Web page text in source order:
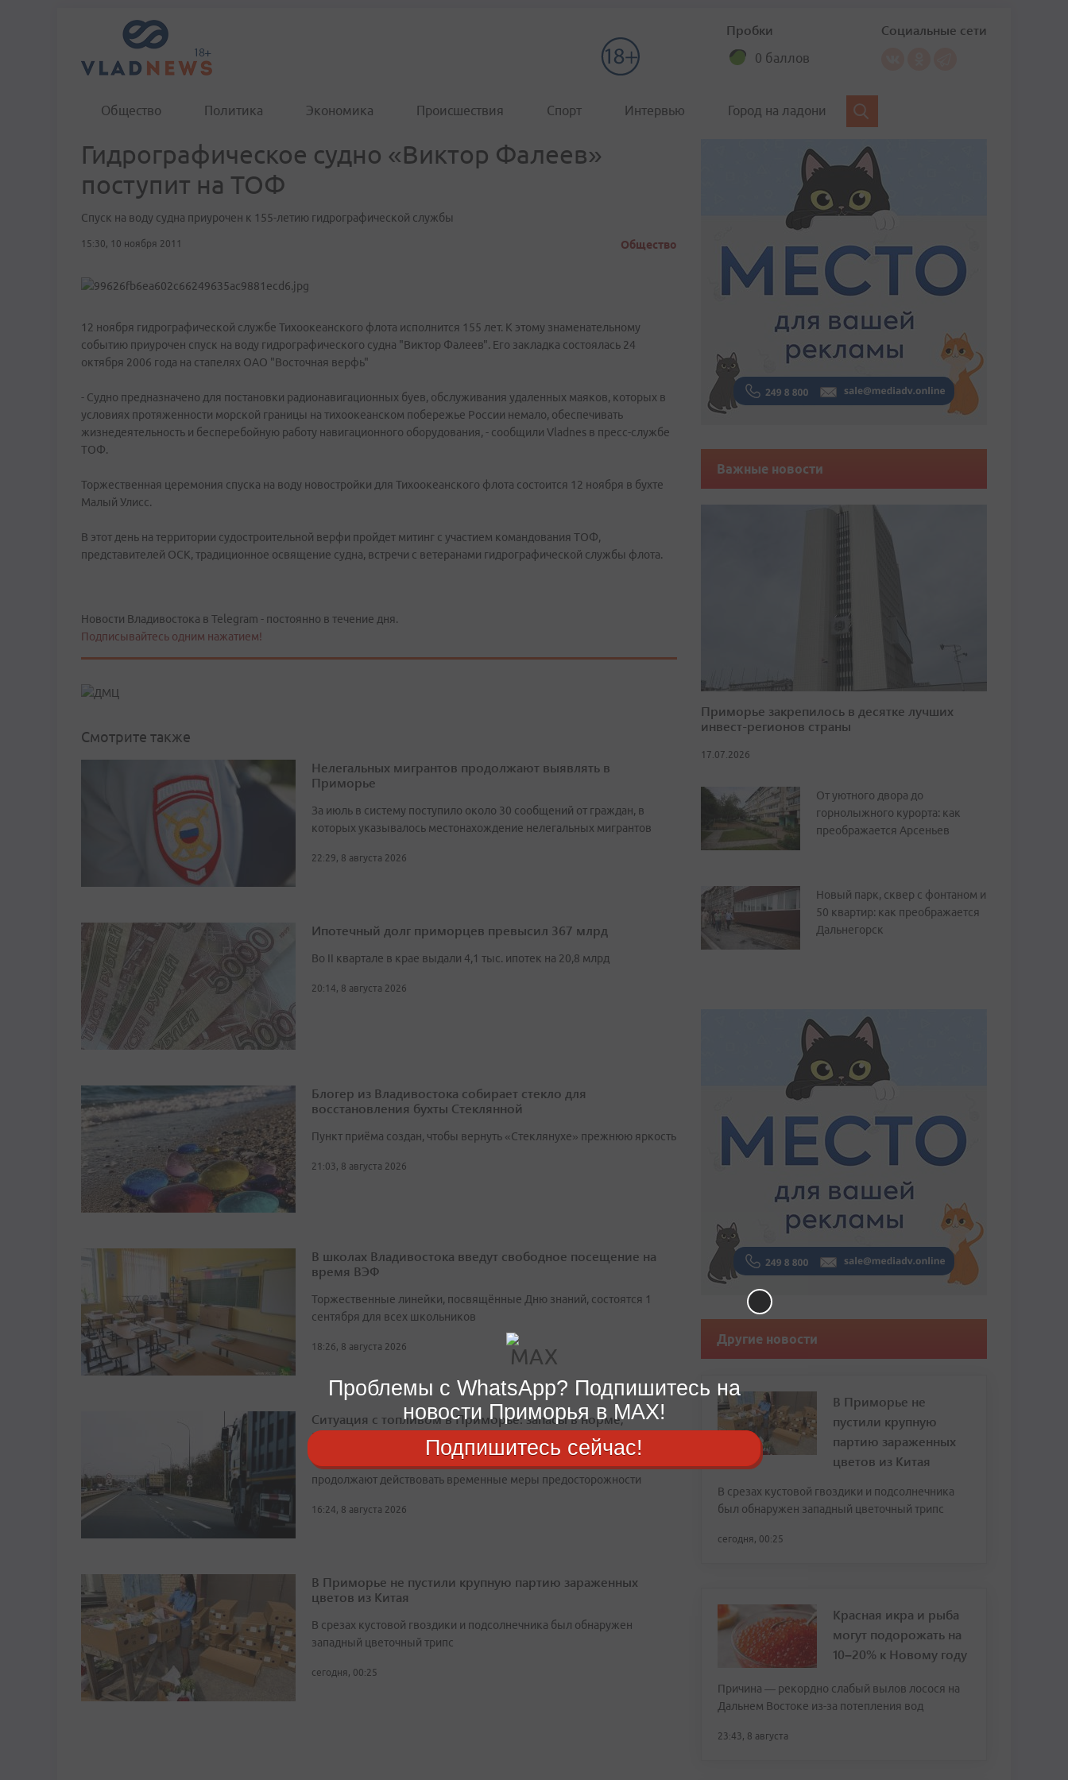
Пробки
0 баллов
Социальные сети
Общество Политика Экономика Происшествия Спорт Интервью Город на ладони
Гидрографическое судно «Виктор Фалеев»
поступит на ТОФ
Спуск на воду судна приурочен к 155-летию гидрографической службы
15:30, 10 ноября 2011 Общество
12 ноября гидрографической службе Тихоокеанского флота исполнится 155 лет. К этому знаменательному
событию приурочен спуск на воду гидрографического судна "Виктор Фалеев". Его закладка состоялась 24
октября 2006 года на стапелях ОАО "Восточная верфь"
- Судно предназначено для постановки радионавигационных буев, обслуживания удаленных маяков, которых в
условиях протяженности морской границы на тихоокеанском побережье России немало, обеспечивать
жизнедеятельность и бесперебойную работу навигационного оборудования, - сообщили Vladnes в пресс-службе
ТОФ.
Торжественная церемония спуска на воду новостройки для Тихоокеанского флота состоится 12 ноября в бухте
Малый Улисс.
В этот день на территории судостроительной верфи пройдет митинг с участием командования ТОФ,
представителей ОСК, традиционное освящение судна, встречи с ветеранами гидрографической службы флота.
Новости Владивостока в Telegram - постоянно в течение дня.
Подписывайтесь одним нажатием!
Смотрите также
Нелегальных мигрантов продолжают выявлять в
Приморье
За июль в систему поступило около 30 сообщений от граждан, в
которых указывалось местонахождение нелегальных мигрантов
22:29, 8 августа 2026
Ипотечный долг приморцев превысил 367 млрд
Во II квартале в крае выдали 4,1 тыс. ипотек на 20,8 млрд
20:14, 8 августа 2026
Блогер из Владивостока собирает стекло для
восстановления бухты Стеклянной
Пункт приёма создан, чтобы вернуть «Стеклянухе» прежнюю яркость
21:03, 8 августа 2026
В школах Владивостока введут свободное посещение на
время ВЭФ
Торжественные линейки, посвящённые Дню знаний, состоятся 1
сентября для всех школьников
18:26, 8 августа 2026
Ситуация с топливом в Приморье: запасы в норме,
ажиотажа нет
Чтобы избежать искусственного дефицита и спекуляций, в крае
продолжают действовать временные меры предосторожности
16:24, 8 августа 2026
В Приморье не пустили крупную партию зараженных
цветов из Китая
В срезах кустовой гвоздики и подсолнечника был обнаружен
западный цветочный трипс
сегодня, 00:25
Важные новости
Приморье закрепилось в десятке лучших
инвест-регионов страны
17.07.2026
От уютного двора до
горнолыжного курорта: как
преображается Арсеньев
Новый парк, сквер с фонтаном и
50 квартир: как преображается
Дальнегорск
Другие новости
В Приморье не
пустили крупную
партию зараженных
цветов из Китая
В срезах кустовой гвоздики и подсолнечника
был обнаружен западный цветочный трипс
сегодня, 00:25
Красная икра и рыба
могут подорожать на
10–20% к Новому году
Причина — рекордно слабый вылов лосося на
Дальнем Востоке из-за потепления вод
23:43, 8 августа
Проблемы с WhatsApp? Подпишитесь на
новости Приморья в MAX!
Подпишитесь сейчас!